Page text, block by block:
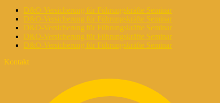
D&O-Versicherung für Führungskräfte Seminar
D&O-Versicherung für Führungskräfte Seminar
D&O-Versicherung für Führungskräfte Seminar
D&O-Versicherung für Führungskräfte Seminar
D&O-Versicherung für Führungskräfte Seminar
Kontakt